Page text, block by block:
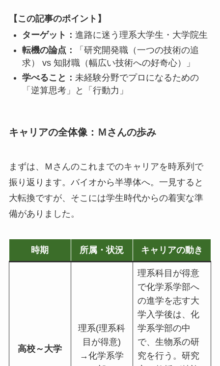
【この記事のポイント】
ターゲット： 進路に迷う理系大学生・大学院生
転機の論点：
「研究開発職（一つの技術の追
求） vs 知財職（幅広い技術への好奇心）」
学べること： 未経験分野でプロになるための
「逆算思考」と「行動力」
キャリアの全体像：Ｍさんの歩み
まずは、Ｍさんのこれまでのキャリアを時系列で
振り返ります。バイオから半導体へ。一見すると
大転換ですが、そこには学生時代からの着実な準
備がありました。
時期 所属・状況 キャリアの動き
高校～大学
理系(理系科
目が得意)
→化学系学
理系科目が得意
で化学系学部へ
の進学を志す大
学入学後は、化
学系学部の中
で、生物系の研
究を行う。研究